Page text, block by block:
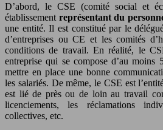
D’abord, le CSE (comité social et
établissement représentant du
une entité. Il est constitué par le
d’entreprises ou CE et les comités
conditions de travail. En réalité, le
entreprise qui se compose d’au moins
mettre en place une bonne
les salariés. De même, le CSE est
est lié de près ou de loin au travail
licenciements, les réclamations
collectives, etc.